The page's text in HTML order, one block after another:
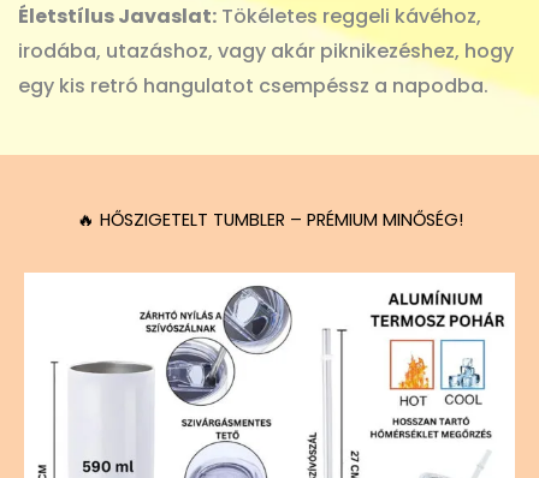
Életstílus Javaslat: Tökéletes reggeli kávéhoz,
irodába, utazáshoz, vagy akár piknikezéshez, hogy
egy kis retró hangulatot csempéssz a napodba.
🔥 HŐSZIGETELT TUMBLER – PRÉMIUM MINŐSÉG!